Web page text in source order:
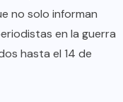
no solo informan
en la guerra
hasta el 14 de